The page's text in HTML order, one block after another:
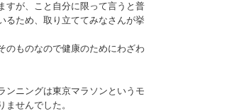
すが、こと自分に限って言うと普
るため、取り立ててみなさんが挙
のものなので健康のためにわざわ
ンニングは東京マラソンというモ
せんでした。